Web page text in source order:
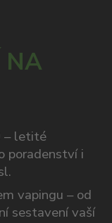
NA
– letité
poradenství i
vapingu – od
sestavení vaší